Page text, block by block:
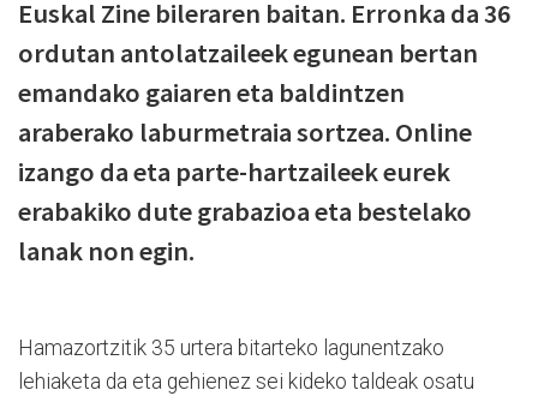
Euskal Zine bileraren baitan. Erronka da 36
ordutan antolatzaileek egunean bertan
emandako gaiaren eta baldintzen
araberako laburmetraia sortzea. Online
izango da eta parte-hartzaileek eurek
erabakiko dute grabazioa eta bestelako
lanak non egin.
Hamazortzitik 35 urtera bitarteko lagunentzako
lehiaketa da eta gehienez sei kideko taldeak osatu